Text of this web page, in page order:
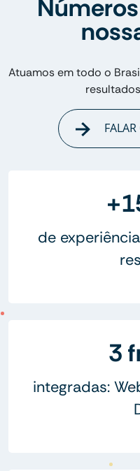
Atuamos em todo o
de
3
integradas: